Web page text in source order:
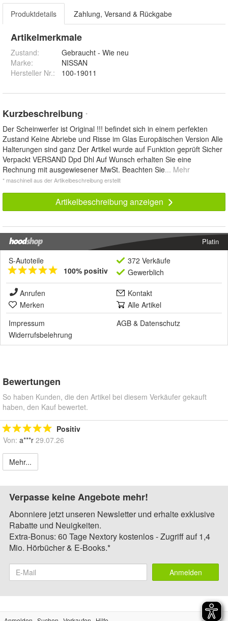
Produktdetails Zahlung, Versand & Rückgabe
Artikelmerkmale
Zustand:
Gebraucht - Wie neu
Marke:
NISSAN
Hersteller Nr.:
100-19011
Kurzbeschreibung *
Der Scheinwerfer ist Original !!! befindet sich in einem perfekten
Zustand Keine Abriebe und Risse im Glas Europäischen Version Alle
Halterungen sind ganz Der Artikel wurde auf Funktion geprüft Sicher
Verpackt VERSAND Dpd Dhl Auf Wunsch erhalten Sie eine
Rechnung mit ausgewiesener MwSt. Beachten Sie... Mehr
* maschinell aus der Artikelbeschreibung erstellt
Artikelbeschreibung anzeigen
Platin
S-Autoteile
100% positiv
372 Verkäufe
Gewerblich
Anrufen
Kontakt
Merken
Alle Artikel
Impressum
AGB & Datenschutz
Widerrufsbelehrung
Bewertungen
So haben Kunden, die den Artikel bei diesem Verkäufer gekauft
haben, den Kauf bewertet.
Positiv
Von: a***r 29.07.26
Mehr...
Verpasse keine Angebote mehr!
Abonniere jetzt unseren Newsletter und erhalte exklusive
Rabatte und Neuigkeiten.
Extra-Bonus: 60 Tage Nextory kostenlos - Zugriff auf 1,4
Mio. Hörbücher & E-Books.*
Anmelden